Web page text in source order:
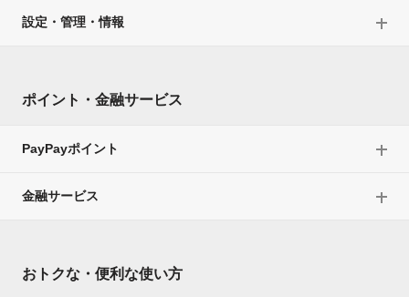
設定・管理・情報
ポイント・金融サービス
PayPayポイント
金融サービス
おトクな・便利な使い方